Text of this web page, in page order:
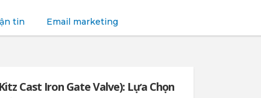
tin Email marketing
Cast Iron Gate Valve): Lựa Chọn